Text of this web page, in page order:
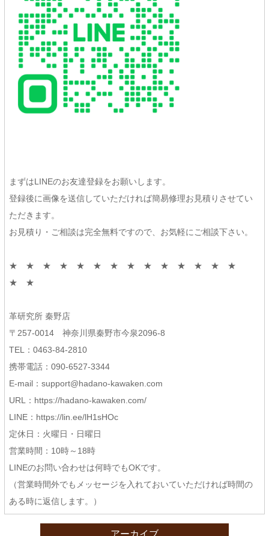
まずはLINEのお友達登録をお願いします。
登録後に画像を送信していただければ簡易修理お見積りさせてい
ただきます。
お見積り・ご相談は完全無料ですので、お気軽にご相談下さい。
★ ★ ★ ★ ★ ★ ★ ★ ★ ★ ★ ★ ★ ★
★ ★
革研究所 秦野店
〒257-0014 神奈川県秦野市今泉2096-8
TEL：0463-84-2810
携帯電話：090-6527-3344
E-mail：support@hadano-kawaken.com
URL：https://hadano-kawaken.com/
LINE：https://lin.ee/lH1sHOc
定休日：火曜日・日曜日
営業時間：10時～18時
LINEのお問い合わせは何時でもOKです。
（営業時間外でもメッセージを入れておいていただければ時間の
ある時に返信します。）